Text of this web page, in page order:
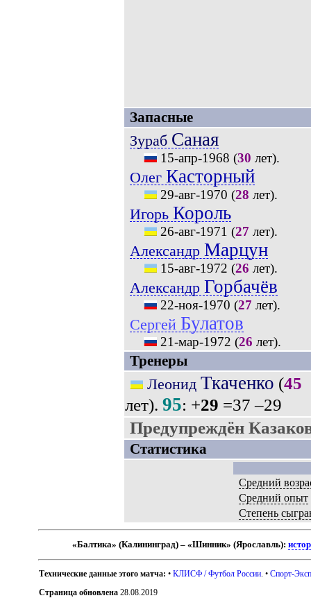
Запасные
Зураб Саная
15-апр-1968 (30 лет).
Олег Касторный
29-авг-1970 (28 лет).
Игорь Король
26-авг-1971 (27 лет).
Александр Марцун
15-авг-1972 (26 лет).
Александр Горбачёв
22-ноя-1970 (27 лет).
Сергей Булатов
21-мар-1972 (26 лет).
Тренеры
Леонид Ткаченко (45
лет). 95: +29 =37 –29
Предупреждён
Статистика
Средний
Средний опыт
Степень
«Балтика» (Калининград) – «Шинник» (Ярославль):
Технические данные этого матча: •КЛИСФ / Футбол России . •Спорт-
Страница обновлена 28.08.2019